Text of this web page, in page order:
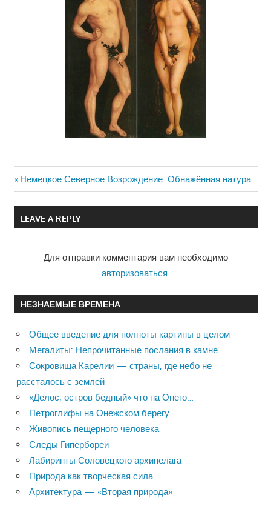
Навигация
по
Previous
Post:
Немецкое Северное Возрождение. Обнажённая натура
LEAVE A REPLY
Для отправки комментария вам необходимо
авторизоваться
НЕЗНАЕМЫЕ ВРЕМЕНА
Общее введение для полноты картины в целом
Мегалиты: Непрочитанные послания в камне
Сокровища Карелии — страны, где небо не
рассталось с землей
«Делос, остров бедный» что на Онего…
Петроглифы на Онежском берегу
Живопись пещерного человека
Следы Гипербореи
Лабиринты Соловецкого архипелага
Природа как творческая сила
Архитектура — «Вторая природа»